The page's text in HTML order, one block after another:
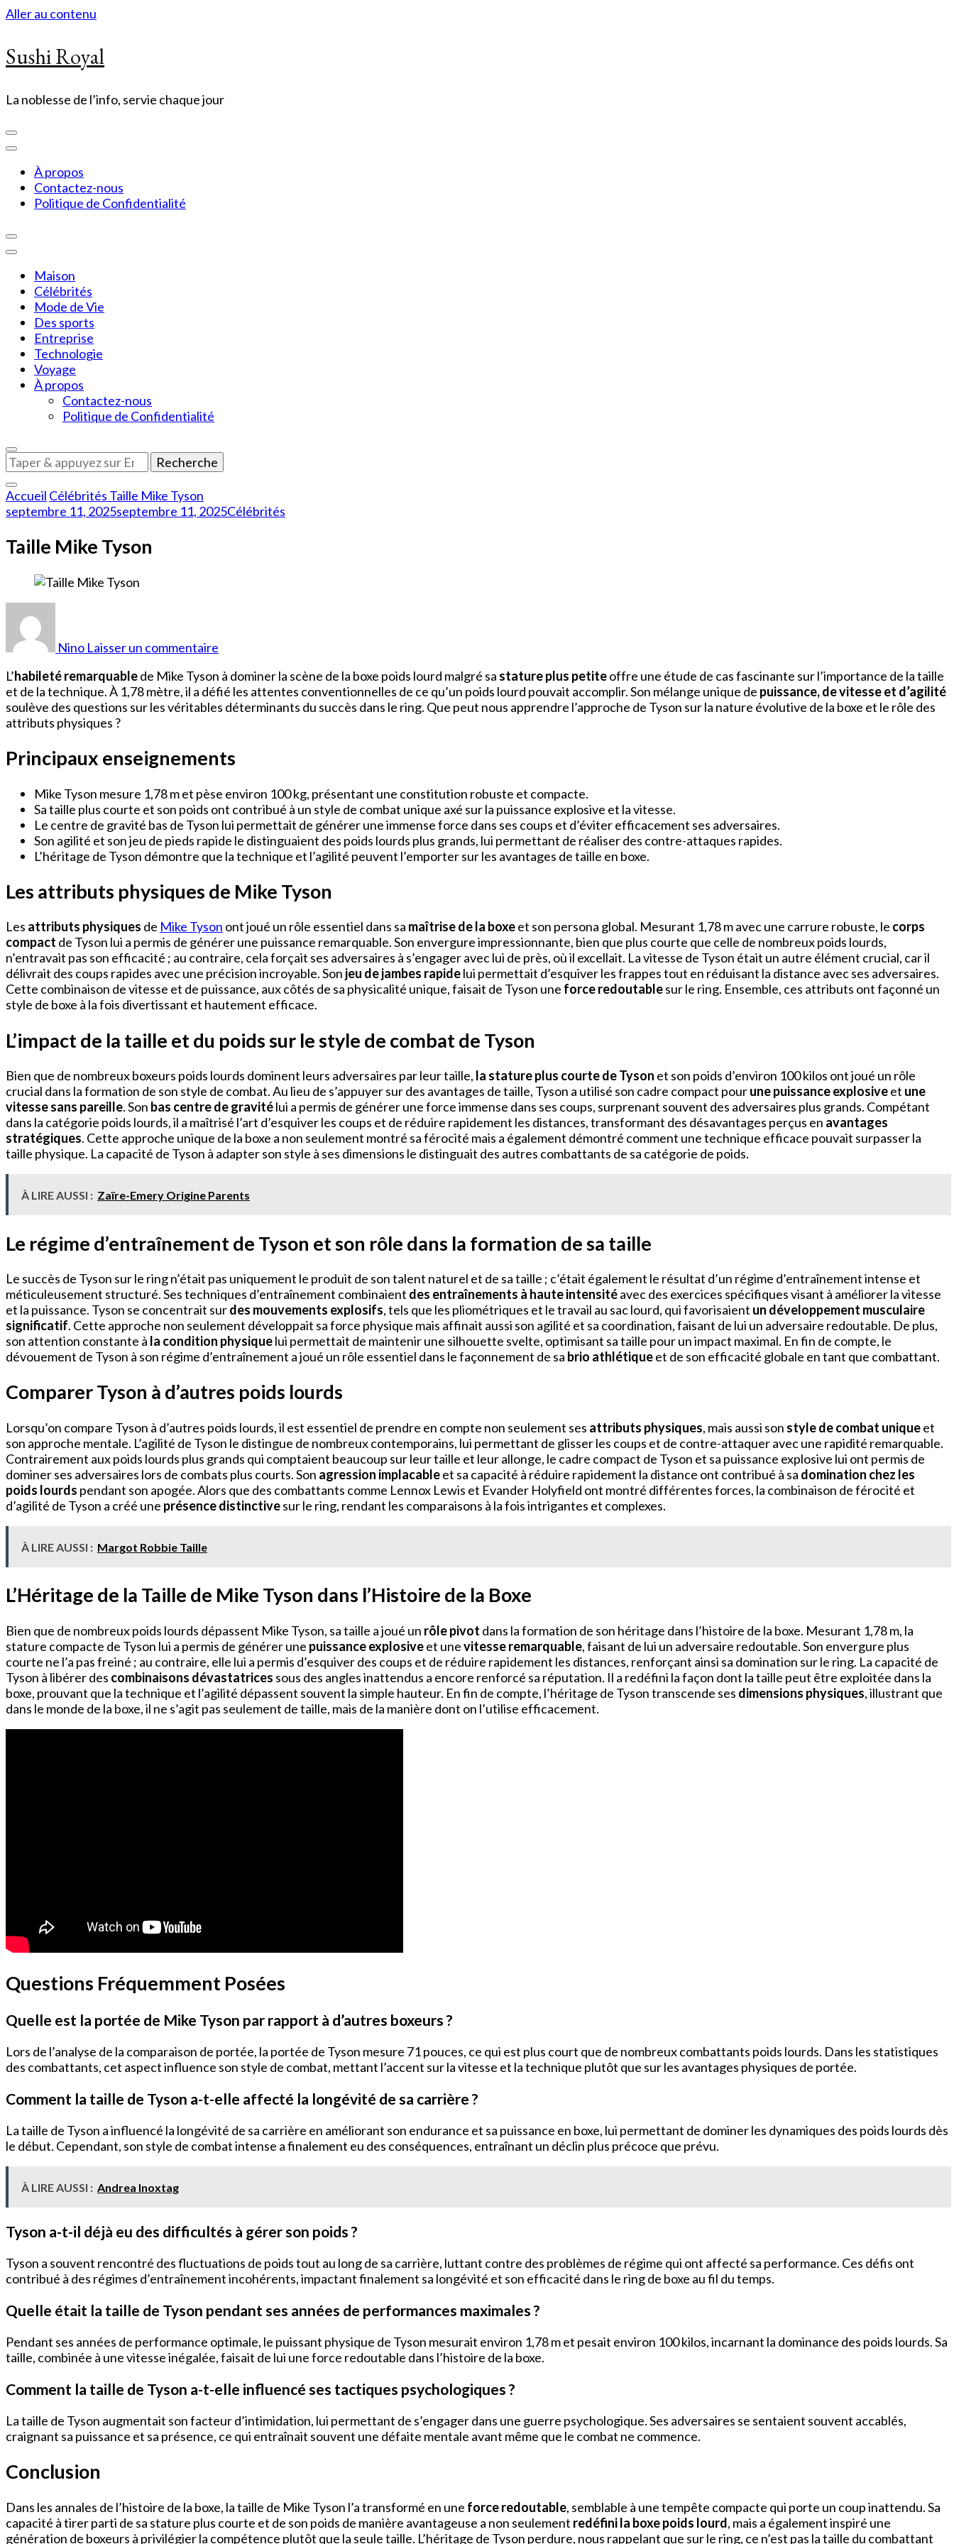
Aller au contenu
Sushi Royal
La noblesse de l’info, servie chaque jour
À propos
Contactez-nous
Politique de Confidentialité
Maison
Célébrités
Mode de Vie
Des sports
Entreprise
Technologie
Voyage
À propos
Contactez-nous
Politique de Confidentialité
Vous
recherchiez
quelque
chose
?
Accueil Célébrités Taille Mike Tyson
septembre 11, 2025septembre 11, 2025Célébrités
Taille Mike Tyson
Nino Laisser un commentaire
Tyson
L’habileté remarquablede Mike Tyson à dominer la scène de la boxe poids lourd malgré sa stature plus petiteoffre une étude de cas fascinante sur l’importance de la taille
et de la technique. À 1,78 mètre, il a défié les attentes conventionnelles de ce qu’un poids lourd pouvait accomplir. Son mélange unique de puissance, de vitesse et d’agilité
soulève des questions sur les véritables déterminants du succès dans le ring. Que peut nous apprendre l’approche de Tyson sur la nature évolutive de la boxe et le rôle des
attributs physiques ?
Principaux enseignements
Mike Tyson mesure 1,78 m et pèse environ 100 kg, présentant une constitution robuste et compacte.
Sa taille plus courte et son poids ont contribué à un style de combat unique axé sur la puissance explosive et la vitesse.
Le centre de gravité bas de Tyson lui permettait de générer une immense force dans ses coups et d’éviter efficacement ses adversaires.
Son agilité et son jeu de pieds rapide le distinguaient des poids lourds plus grands, lui permettant de réaliser des contre-attaques rapides.
L’héritage de Tyson démontre que la technique et l’agilité peuvent l’emporter sur les avantages de taille en boxe.
Les attributs physiques de Mike Tyson
Les attributs physiques de Mike Tyson ont joué un rôle essentiel dans sa maîtrise de la boxeet son persona global. Mesurant 1,78 m avec une carrure robuste, le corps
compact de Tyson lui a permis de générer une puissance remarquable. Son envergure impressionnante, bien que plus courte que celle de nombreux poids lourds,
n’entravait pas son efficacité ; au contraire, cela forçait ses adversaires à s’engager avec lui de près, où il excellait. La vitesse de Tyson était un autre élément crucial, car il
délivrait des coups rapides avec une précision incroyable. Son jeu de jambes rapidelui permettait d’esquiver les frappes tout en réduisant la distance avec ses adversaires.
Cette combinaison de vitesse et de puissance, aux côtés de sa physicalité unique, faisait de Tyson une force redoutablesur le ring. Ensemble, ces attributs ont façonné un
style de boxe à la fois divertissant et hautement efficace.
L’impact de la taille et du poids sur le style de combat de Tyson
Bien que de nombreux boxeurs poids lourds dominent leurs adversaires par leur taille, la stature plus courte de Tyson et son poids d’environ 100 kilos ont joué un rôle
crucial dans la formation de son style de combat. Au lieu de s’appuyer sur des avantages de taille, Tyson a utilisé son cadre compact pourune puissance explosiveet une
vitesse sans pareille. Son bas centre de gravitélui a permis de générer une force immense dans ses coups, surprenant souvent des adversaires plus grands. Compétant
dans la catégorie poids lourds, il a maîtrisé l’art d’esquiver les coups et de réduire rapidement les distances, transformant des désavantages perçus en avantages
stratégiques. Cette approche unique de la boxe a non seulement montré sa férocité mais a également démontré comment une technique efficace pouvait surpasser la
taille physique. La capacité de Tyson à adapter son style à ses dimensions le distinguait des autres combattants de sa catégorie de poids.
À LIRE AUSSI : Zaïre-Emery Origine Parents
Le régime d’entraînement de Tyson et son rôle dans la formation de sa taille
Le succès de Tyson sur le ring n’était pas uniquement le produit de son talent naturel et de sa taille ; c’était également le résultat d’un régime d’entraînement intense et
méticuleusement structuré. Ses techniques d’entraînement combinaient des entraînements à haute intensitéavec des exercices spécifiques visant à améliorer la vitesse
et la puissance. Tyson se concentrait surdes mouvements explosifs, tels que les pliométriques et le travail au sac lourd, qui favorisaient un développement musculaire
significatif. Cette approche non seulement développait sa force physique mais affinait aussi son agilité et sa coordination, faisant de lui un adversaire redoutable. De plus,
son attention constante à la condition physiquelui permettait de maintenir une silhouette svelte, optimisant sa taille pour un impact maximal. En fin de compte, le
dévouement de Tyson à son régime d’entraînement a joué un rôle essentiel dans le façonnement de sa brio athlétiqueet de son efficacité globale en tant que combattant.
Comparer Tyson à d’autres poids lourds
Lorsqu’on compare Tyson à d’autres poids lourds, il est essentiel de prendre en compte non seulement ses attributs physiques, mais aussi son style de combat uniqueet
son approche mentale. L’agilité de Tyson le distingue de nombreux contemporains, lui permettant de glisser les coups et de contre-attaquer avec une rapidité remarquable.
Contrairement aux poids lourds plus grands qui comptaient beaucoup sur leur taille et leur allonge, le cadre compact de Tyson et sa puissance explosive lui ont permis de
dominer ses adversaires lors de combats plus courts. Son agression implacableet sa capacité à réduire rapidement la distance ont contribué à sa domination chez les
poids lourds pendant son apogée. Alors que des combattants comme Lennox Lewis et Evander Holyfield ont montré différentes forces, la combinaison de férocité et
d’agilité de Tyson a créé une présence distinctivesur le ring, rendant les comparaisons à la fois intrigantes et complexes.
À LIRE AUSSI : Margot Robbie Taille
L’Héritage de la Taille de Mike Tyson dans l’Histoire de la Boxe
Bien que de nombreux poids lourds dépassent Mike Tyson, sa taille a joué un rôle pivot dans la formation de son héritage dans l’histoire de la boxe. Mesurant 1,78 m, la
stature compacte de Tyson lui a permis de générer une puissance explosiveet unevitesse remarquable, faisant de lui un adversaire redoutable. Son envergure plus
courte ne l’a pas freiné ; au contraire, elle lui a permis d’esquiver des coups et de réduire rapidement les distances, renforçant ainsi sa domination sur le ring. La capacité de
Tyson à libérer des combinaisons dévastatrices sous des angles inattendus a encore renforcé sa réputation. Il a redéfini la façon dont la taille peut être exploitée dans la
boxe, prouvant que la technique et l’agilité dépassent souvent la simple hauteur. En fin de compte, l’héritage de Tyson transcende ses dimensions physiques, illustrant que
dans le monde de la boxe, il ne s’agit pas seulement de taille, mais de la manière dont on l’utilise efficacement.
Questions Fréquemment Posées
Quelle est la portée de Mike Tyson par rapport à d’autres boxeurs ?
Lors de l’analyse de la comparaison de portée, la portée de Tyson mesure 71 pouces, ce qui est plus court que de nombreux combattants poids lourds. Dans les statistiques
des combattants, cet aspect influence son style de combat, mettant l’accent sur la vitesse et la technique plutôt que sur les avantages physiques de portée.
Comment la taille de Tyson a-t-elle affecté la longévité de sa carrière ?
La taille de Tyson a influencé la longévité de sa carrière en améliorant son endurance et sa puissance en boxe, lui permettant de dominer les dynamiques des poids lourds dès
le début. Cependant, son style de combat intense a finalement eu des conséquences, entraînant un déclin plus précoce que prévu.
À LIRE AUSSI : Andrea Inoxtag
Tyson a-t-il déjà eu des difficultés à gérer son poids ?
Tyson a souvent rencontré des fluctuations de poids tout au long de sa carrière, luttant contre des problèmes de régime qui ont affecté sa performance. Ces défis ont
contribué à des régimes d’entraînement incohérents, impactant finalement sa longévité et son efficacité dans le ring de boxe au fil du temps.
Quelle était la taille de Tyson pendant ses années de performances maximales ?
Pendant ses années de performance optimale, le puissant physique de Tyson mesurait environ 1,78 m et pesait environ 100 kilos, incarnant la dominance des poids lourds. Sa
taille, combinée à une vitesse inégalée, faisait de lui une force redoutable dans l’histoire de la boxe.
Comment la taille de Tyson a-t-elle influencé ses tactiques psychologiques ?
La taille de Tyson augmentait son facteur d’intimidation, lui permettant de s’engager dans une guerre psychologique. Ses adversaires se sentaient souvent accablés,
craignant sa puissance et sa présence, ce qui entraînait souvent une défaite mentale avant même que le combat ne commence.
Conclusion
Dans les annales de l’histoire de la boxe, la taille de Mike Tyson l’a transformé en une force redoutable, semblable à une tempête compacte qui porte un coup inattendu. Sa
capacité à tirer parti de sa stature plus courte et de son poids de manière avantageuse a non seulement redéfini la boxe poids lourd, mais a également inspiré une
génération de boxeurs à privilégier la compétence plutôt que la seule taille. L’héritage de Tyson perdure, nous rappelant que sur le ring, ce n’est pas la taille du combattant